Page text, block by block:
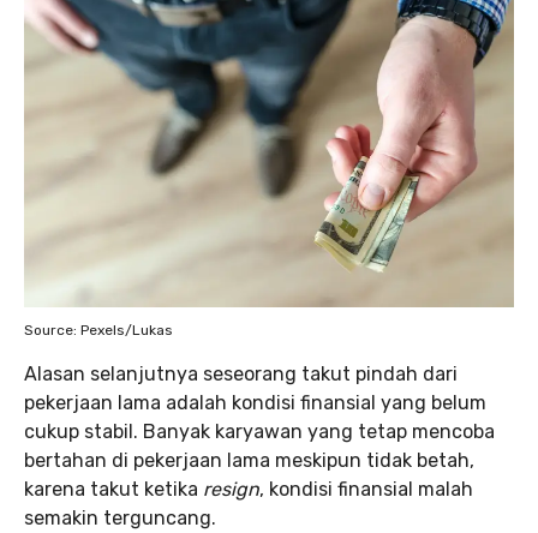
Source: Pexels/Lukas
Alasan selanjutnya seseorang takut pindah dari
pekerjaan lama adalah kondisi finansial yang belum
cukup stabil. Banyak karyawan yang tetap mencoba
bertahan di pekerjaan lama meskipun tidak betah,
karena takut ketika resign, kondisi finansial malah
semakin terguncang.